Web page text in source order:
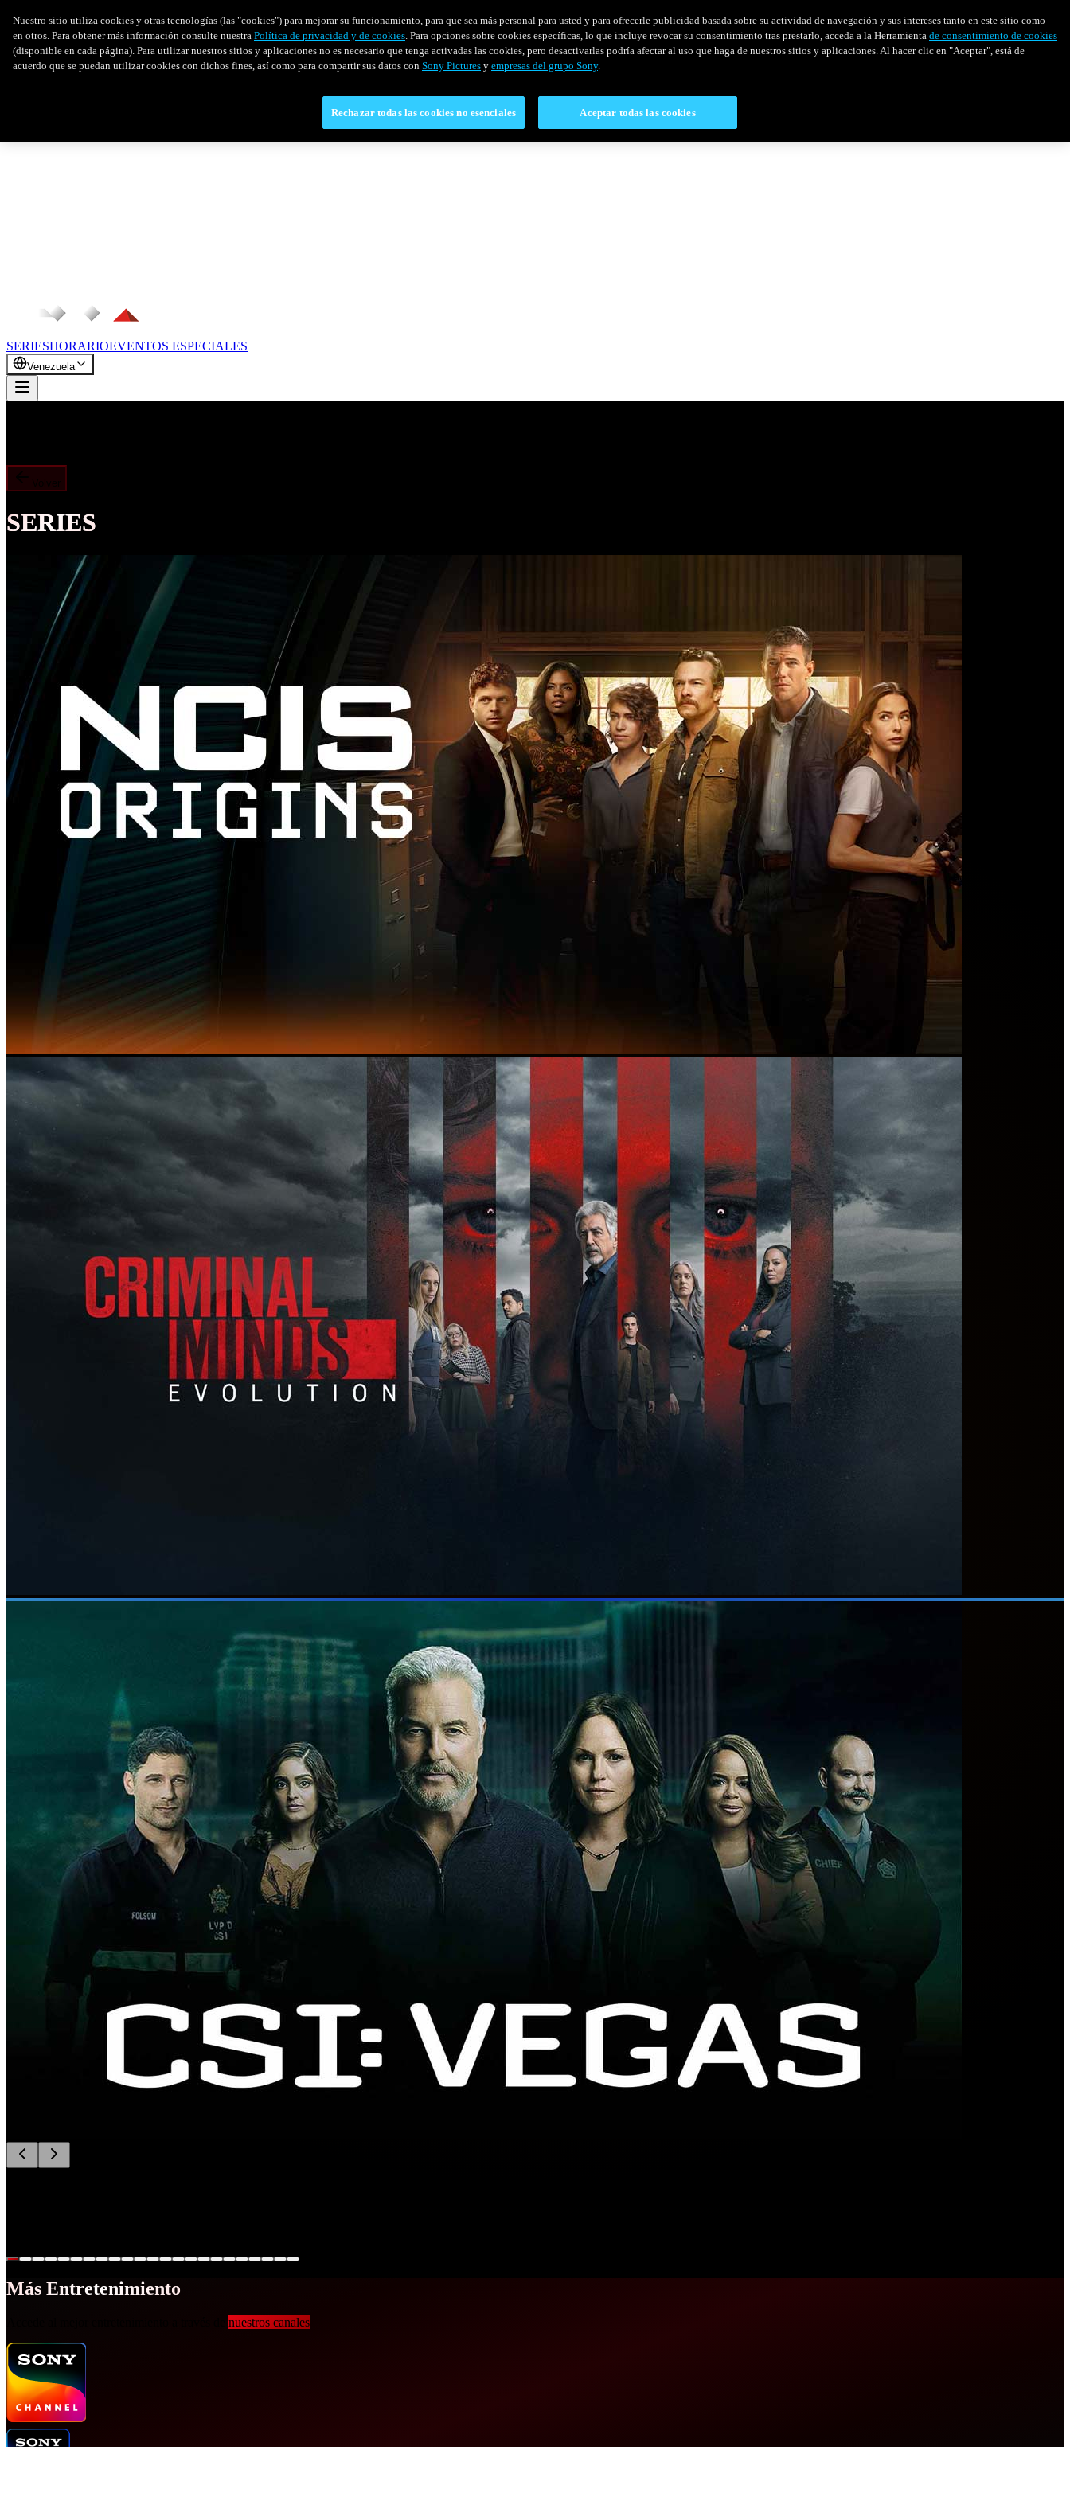
SERIESHORARIOEVENTOS ESPECIALES
Venezuela
SERIES
Más Entretenimiento
nuestros canales
Nuestro sitio utiliza cookies y otras tecnologías (las "cookies") para mejorar su funcionamiento, para que sea más personal para usted y para ofrecerle publicidad basada sobre su actividad de navegación y sus intereses tanto en este sitio como
en otros. Para obtener más información consulte nuestra Política de privacidad y de cookies. Para opciones sobre cookies específicas, lo que incluye revocar su consentimiento tras prestarlo, acceda a la Herramienta de consentimiento de cookies
(disponible en cada página). Para utilizar nuestros sitios y aplicaciones no es necesario que tenga activadas las cookies, pero desactivarlas podría afectar al uso que haga de nuestros sitios y aplicaciones. Al hacer clic en "Aceptar", está de
acuerdo que se puedan utilizar cookies con dichos fines, así como para compartir sus datos con Sony Pictures y empresas del grupo Sony.
Rechazar todas las cookies no esenciales Aceptar todas las cookies